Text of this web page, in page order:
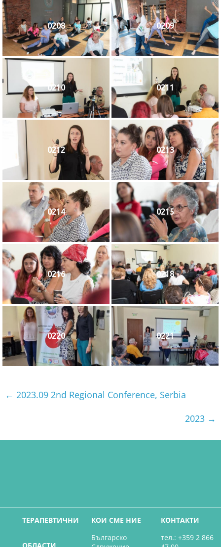
0208 0209
0210 0211
0212 0213
0214 0215
0216 0218
0220 0221
← 2023.09 2nd Regional Conference, Serbia
2023 →
ТЕРАПЕВТИЧНИ
КОИ СМЕ НИЕ
Българско
КОНТАКТИ
тел.: +359 2 866